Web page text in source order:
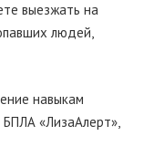
выезжать на
людей,
навыкам
«ЛизаАлерт»,